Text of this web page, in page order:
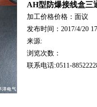
AH型防爆接线盒三
加工价格价格：面议
发布时间：2017/4/20
来源:
浏览次数：
联系电话:0511-